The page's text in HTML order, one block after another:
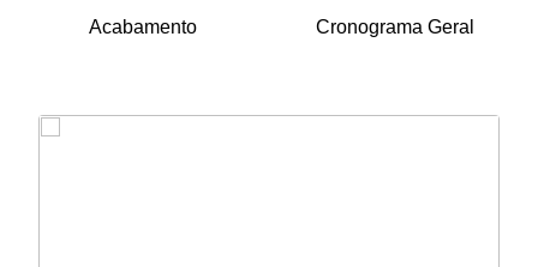
Acabamento
Cronograma Geral